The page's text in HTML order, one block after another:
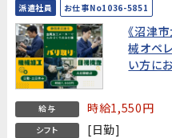
派遣社員 お仕事No1036-5851
《沼津
械オペ
い方に
給与 時給1,550円
シフト [日勤]